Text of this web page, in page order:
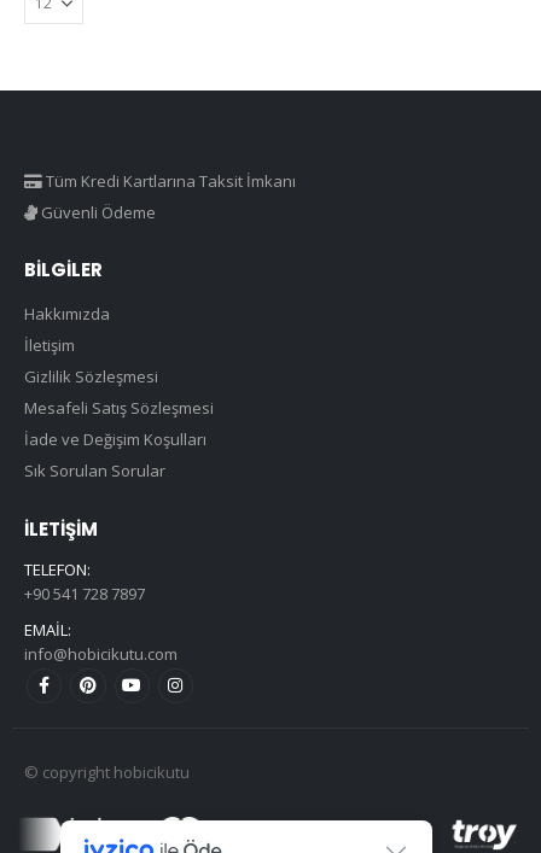
Tüm Kredi Kartlarına Taksit İmkanı
Güvenli Ödeme
BILGILER
Hakkımızda
İletişim
Gizlilik Sözleşmesi
Mesafeli Satış Sözleşmesi
İade ve Değişim Koşulları
Sık Sorulan Sorular
İLETIŞIM
TELEFON:
+90 541 728 7897
EMAIL:
info@hobicikutu.com
© copyright hobicikutu